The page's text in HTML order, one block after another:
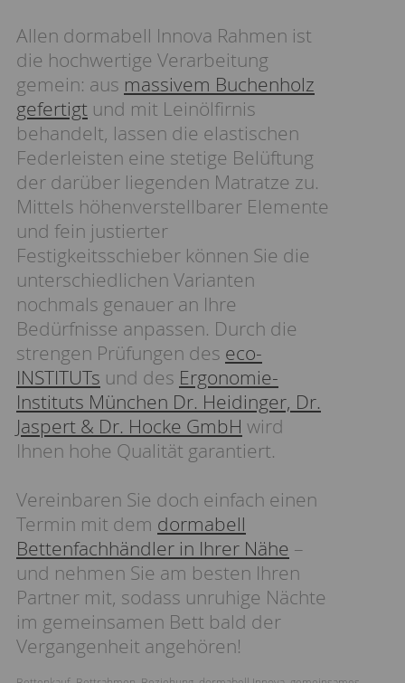
Allen dormabell Innova Rahmen ist
die hochwertige Verarbeitung
gemein: aus massivem Buchenholz
gefertigt und mit Leinölfirnis
behandelt, lassen die elastischen
Federleisten eine stetige Belüftung
der darüber liegenden Matratze zu.
Mittels höhenverstellbarer Elemente
und fein justierter
Festigkeitsschieber können Sie die
unterschiedlichen Varianten
nochmals genauer an Ihre
Bedürfnisse anpassen. Durch die
strengen Prüfungen des eco-
INSTITUTs und des Ergonomie-
Instituts München Dr. Heidinger, Dr.
Jaspert & Dr. Hocke GmbH wird
Ihnen hohe Qualität garantiert.
Vereinbaren Sie doch einfach einen
Termin mit dem dormabell
Bettenfachhändler in Ihrer Nähe –
und nehmen Sie am besten Ihren
Partner mit, sodass unruhige Nächte
im gemeinsamen Bett bald der
Vergangenheit angehören!